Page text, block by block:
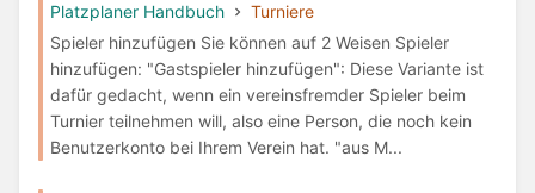
Platzplaner Handbuch
Turniere
Spieler hinzufügen Sie können auf 2 Weisen Spieler
hinzufügen: "Gastspieler hinzufügen": Diese Variante ist
dafür gedacht, wenn ein vereinsfremder Spieler beim
Turnier teilnehmen will, also eine Person, die noch kein
Benutzerkonto bei Ihrem Verein hat. "aus M...